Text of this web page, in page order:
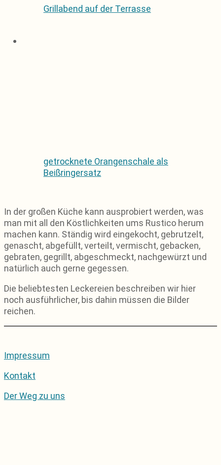
Grillabend auf der Terrasse
getrocknete Orangenschale als
Beißringersatz
In der großen Küche kann ausprobiert werden, was
man mit all den Köstlichkeiten ums Rustico herum
machen kann. Ständig wird eingekocht, gebrutzelt,
genascht, abgefüllt, verteilt, vermischt, gebacken,
gebraten, gegrillt, abgeschmeckt, nachgewürzt und
natürlich auch gerne gegessen.
Die beliebtesten Leckereien beschreiben wir hier
noch ausführlicher, bis dahin müssen die Bilder
reichen.
Impressum
Kontakt
Der Weg zu uns